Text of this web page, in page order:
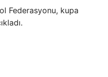
Federasyonu, kupa